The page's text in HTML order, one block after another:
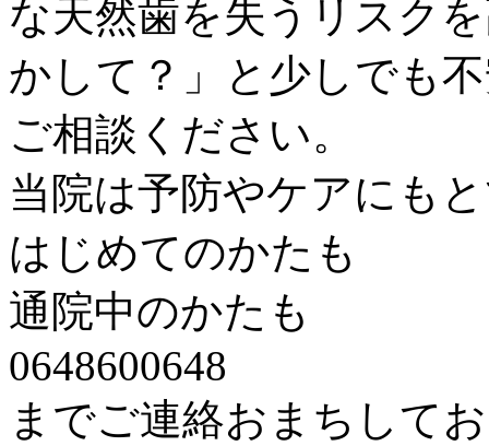
な天然歯を失うリスク
かして？」と少しでも
ご相談ください。
当院は予防やケアにも
はじめてのかたも
通院中のかたも
0648600648
までご連絡おまちして